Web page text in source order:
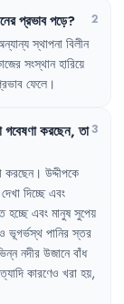
প্রভাবপড়ে? 2
স্থাপনা বিলীন
সংস্থান হারিয়ে
ফেলে ।
গবেষণাকরছেন, তা3
করছেন। উদ্দীপকে
দেখা দিচ্ছে এবং
হচ্ছে এবং মানুষ সুপেয়
ভূগর্ভস্থ পানির স্তর
নদীর উজানে বাঁধ
কারণেও খরা হয়,